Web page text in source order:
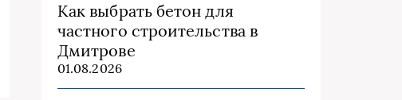
Как выбрать бетон для
частного строительства в
Дмитрове
01.08.2026